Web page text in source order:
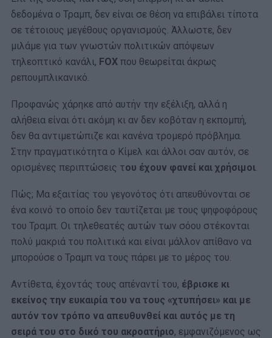
δεδομένα ο Τραμπ, δεν είναι σε θέση να επιβάλει τίποτα
σε τέτοιους μεγέθους οργανισμούς. Άλλωστε, δεν
μιλάμε για των γνωστών πολιτικών απόψεων
τηλεοπτικό κανάλι, FOX που θεωρείται άκρως
ρεπουμπλικανικό.
Προφανώς χάρηκε από αυτήν την εξέλιξη, αλλά η
αλήθεια είναι ότι ακόμη κι αν δεν κοβόταν η εκπομπή,
δεν θα αντιμετώπιζε και κανένα τρομερό πρόβλημα.
Στην πραγματικότητα ο Κίμελ και άλλοι σαν αυτόν, σε
ορισμένες περιπτώσεις του έχουν φανεί και χρήσιμοι
Πώς; Μα εξαιτίας του γεγονότος ότι απευθύνονται σε
ένα κοινό το οποίο δεν ταυτίζεται με τους ψηφοφόρους
του Τραμπ. Οι τηλεθεατές αυτών των σόου στέκονται
πολύ μακριά του πολιτικά και είναι μάλλον απίθανο να
μπορούσε ο Τραμπ να τους πάρει με το μέρος του.
Αντίθετα, έχοντάς τους απέναντί του, έβρισκε κι
εκείνος την ευκαιρία του να τους «χτυπήσει» και με
αυτόν τον τρόπο να απευθυνθεί και αυτός με τη
σειρά του στο δικό του ακροατήριο, εμφανιζόμενος ως